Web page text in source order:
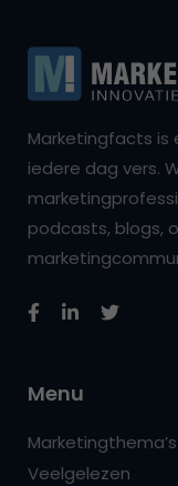
Marketingfacts is
iedere dag vers.
podcasts, blogs,
Menu
Marketingthema’s
Veelgelezen